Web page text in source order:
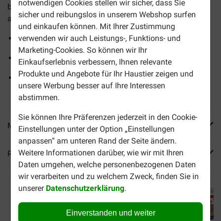
notwendigen Cookies stellen wir sicher, dass Sie
sicher und reibungslos in unserem Webshop surfen
und einkaufen können. Mit Ihrer Zustimmung
verwenden wir auch Leistungs-, Funktions- und
Marketing-Cookies. So können wir Ihr
Einkaufserlebnis verbessern, Ihnen relevante
Produkte und Angebote für Ihr Haustier zeigen und
unsere Werbung besser auf Ihre Interessen
abstimmen.
Sie können Ihre Präferenzen jederzeit in den Cookie-
Einstellungen unter der Option „Einstellungen
anpassen“ am unteren Rand der Seite ändern.
Weitere Informationen darüber, wie wir mit Ihren
Daten umgehen, welche personenbezogenen Daten
wir verarbeiten und zu welchem Zweck, finden Sie in
unserer Datenschutzerklärung.
Einverstanden und weiter
besonderen Ernährungsbedürfnisse aktiver Senioren
abgestimmt.
Unterstützt die Gesundheit älterer Hunde
Fördert eine gesunde Verdauung und Vitalität
Weiche und cremige Konsistenz, die für Hunde leicht zu
fressen ist
Mehr Produktinfos
Reviews